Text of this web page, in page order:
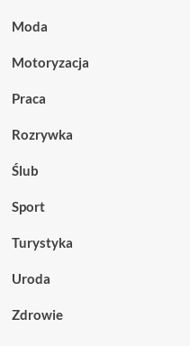
Moda
Motoryzacja
Praca
Rozrywka
Ślub
Sport
Turystyka
Uroda
Zdrowie